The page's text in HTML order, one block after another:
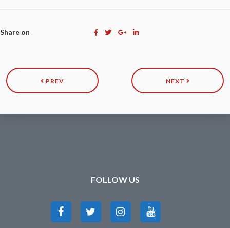
Share on
PREV NEXT
FOLLOW US